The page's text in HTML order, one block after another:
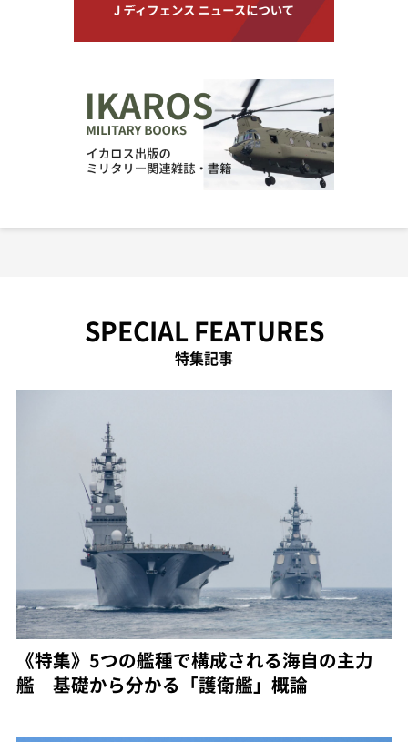
SPECIAL FEATURES
特集記事
《特集》5つの艦種で構成される海自の主力
艦 基礎から分かる「護衛艦」概論